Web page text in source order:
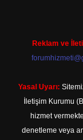
Reklam ve
Yasal Uyarı:
İletişim Kurumu
hizmet
denetleme veya